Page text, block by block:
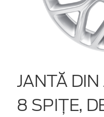
JANTĂ
8 SPIŢE,